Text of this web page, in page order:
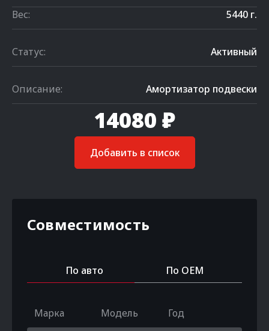
Вес:
5440 г.
Статус: Активный
Описание: Амортизатор подвески
14080 ₽
Добавить в список
Совместимость
По авто По OEM
Марка Модель Год